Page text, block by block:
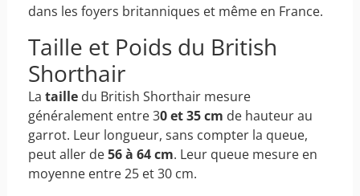
dans les foyers britanniques et même en France.
Taille et Poids du British
Shorthair
La tailledu British Shorthair mesure
généralement entre 30 et 35 cm de hauteur au
garrot. Leur longueur, sans compter la queue,
peut aller de56 à 64 cm. Leur queue mesure en
moyenne entre 25 et 30 cm.